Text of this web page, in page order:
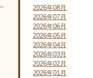
2026年08月
2026年07月
2026年06月
2026年05月
2026年04月
2026年03月
2026年02月
2026年01月